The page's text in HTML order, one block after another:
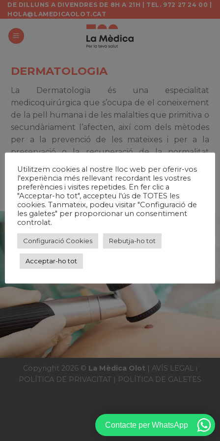
Skip
to
content
DE DILLUNS A DIVENDRES DE 8H A 21H | TEL. 972 27 24 00 |
HOLA@LAMEDICAOLOT.CAT
DERMATOLOGIA
La Dermatologia és una especialitat
medicoquirúrgica que s’ocupa de el coneixement
de la pell humana i de les malalties que primitiva o
secundàriament l’afecten, així com dels mètodes
per a la prevenció de les mateixes i per a la
preservació o la recuperació de la normalitat
Dr. Raul Soldevila
Copyright 2026 © La Mèdica Olot
AVÍS LEGAL i
POLÍTICA DE PRIVACITAT
POLÍTICA DE GALETES
Utilitzem cookies al nostre lloc web per oferir-vos
l'experiència més rellevant recordant les vostres
preferències i visites repetides. En fer clic a
"Acceptar-ho tot", accepteu l'ús de TOTES les
cookies. Tanmateix, podeu visitar "Configuració de
les galetes" per proporcionar un consentiment
controlat.
Configuració Cookies Rebutja-ho tot
Acceptar-ho tot
Contacte per WhatsApp